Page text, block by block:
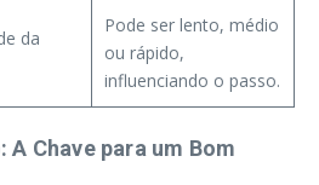
da
Pode ser lento, médio
ou rápido,
influenciando o passo.
Chave para um Bom